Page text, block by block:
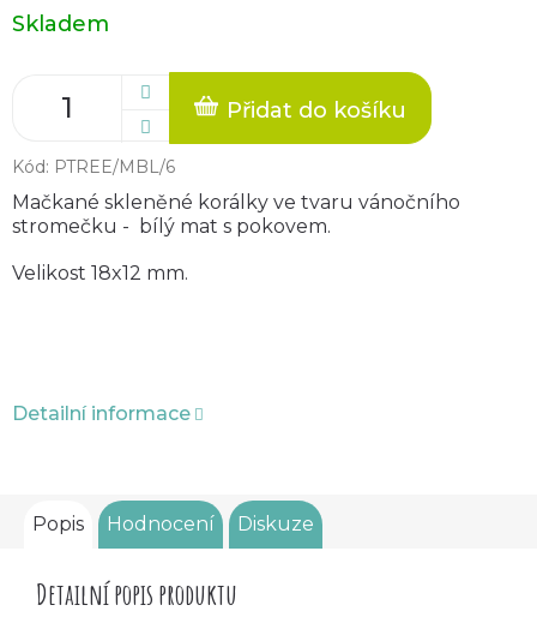
Měrná
cena:
Skladem
Přidat do košíku
Kód: PTREE/MBL/6
Mačkané skleněné korálky ve tvaru vánočního
stromečku - bílý mat s pokovem.
Velikost 18x12 mm.
Detailní informace
Popis Hodnocení Diskuze
Detailní popis produktu